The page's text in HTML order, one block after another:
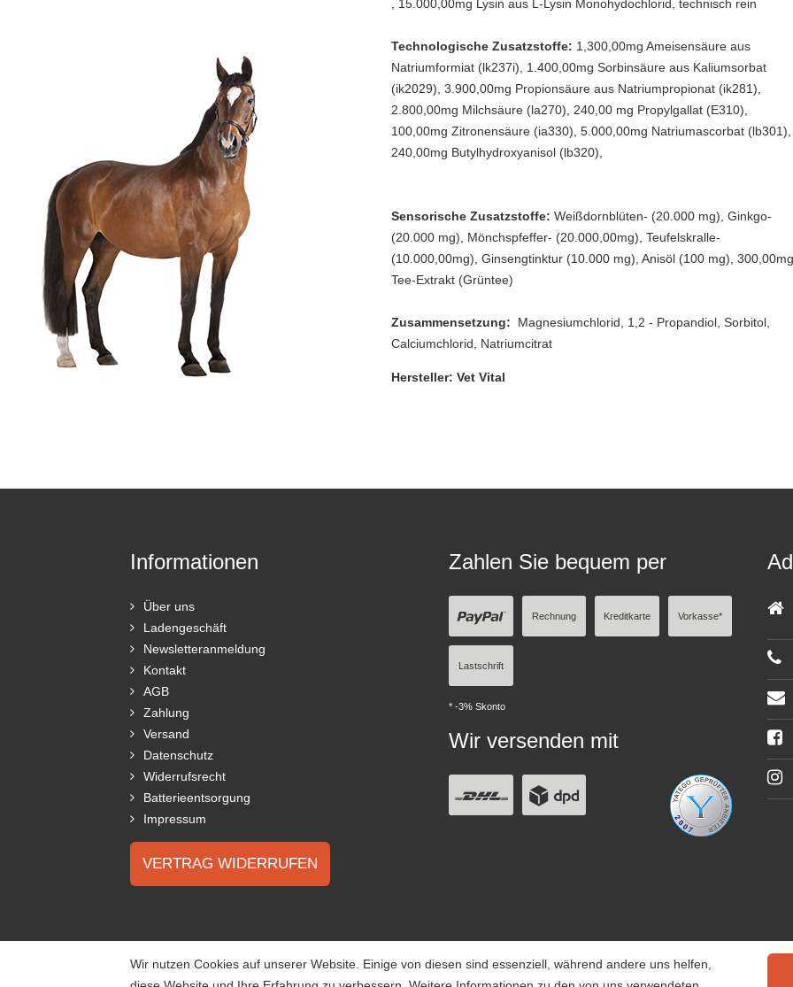
, 15.000,00mg Lysin aus L-Lysin Monohydochlorid, technisch rein
Technologische Zusatzstoffe: 1,300,00mg Ameisensäure aus
Natriumformiat (lk237i), 1.400,00mg Sorbinsäure aus Kaliumsorbat
(ik2029), 3.900,00mg Propionsäure aus Natriumpropionat (ik281),
2.800,00mg Milchsäure (la270), 240,00 mg Propylgallat (E310),
100,00mg Zitronensäure (ia330), 5.000,00mg Natriumascorbat (lb301),
240,00mg Butylhydroxyanisol (lb320),
Sensorische Zusatzstoffe:Weißdornblüten- (20.000 mg), Ginkgo-
(20.000 mg), Mönchspfeffer- (20.000,00mg), Teufelskralle-
(10.000,00mg), Ginsengtinktur (10.000 mg), Anisöl (100 mg),
Tee-Extrakt (Grüntee)
Zusammensetzung: Magnesiumchlorid, 1,2 - Propandiol, Sorbitol,
Calciumchlorid, Natriumcitrat
Hersteller: Vet Vital
Informationen
Über uns
Ladengeschäft
Newsletteranmeldung
Kontakt
AGB
Zahlung
Versand
Datenschutz
Widerrufsrecht
Batterieentsorgung
Impressum
VERTRAG WIDERRUFEN
Zahlen Sie bequem per
Rechnung Kreditkarte Vorkasse*
Lastschrift
* -3% Skonto
Wir versenden mit
Wir nutzen Cookies auf unserer Website. Einige von diesen sind essenziell, während andere uns helfen,